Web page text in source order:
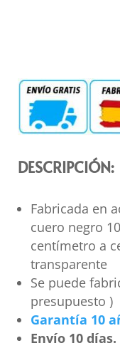
DESCRIPCIÓN:
Fabricada en
cuero negro
centímetro a
transparente
Se puede
presupuesto )
Garantía 10
Envío 10 días.